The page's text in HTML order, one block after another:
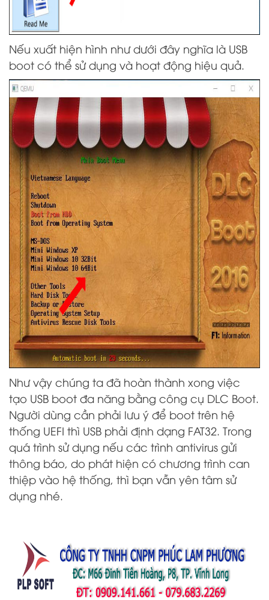
Nếu xuất hiện hình như dưới đây nghĩa là USB
boot có thể sử dụng và hoạt động hiệu quả.
Như vậy chúng ta đã hoàn thành xong việc
tạo USB boot đa năng bằng công cụ DLC Boot.
Người dùng cần phải lưu ý để boot trên hệ
thống UEFI thì USB phải định dạng FAT32. Trong
quá trình sử dụng nếu các trình antivirus gửi
thông báo, do phát hiện có chương trình can
thiệp vào hệ thống, thì bạn vẫn yên tâm sử
dụng nhé.